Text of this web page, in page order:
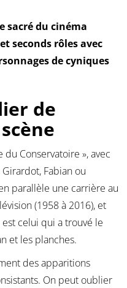
sacré du cinéma
seconds rôles avec
de cyniques
de
Conservatoire », avec
Fabian ou
parallèle une carrière au
(1958 à 2016), et
celui qui a trouvé le
et les planches.
des apparitions
On peut oublier